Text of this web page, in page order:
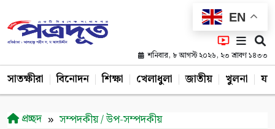
EN
শনিবার, ৮ আগস্ট ২০২৬, ২৩ শ্রাবণ ১৪৩৩
সাতক্ষীরা বিনোদন শিক্ষা খেলাধুলা জাতীয় খুলনা
প্রচ্ছদ সম্পদকীয় / উপ-সম্পদকীয়